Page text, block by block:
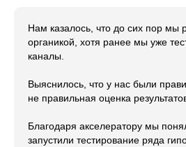
Нам казалось, что до сих пор мы
органикой, хотя ранее мы уже
каналы.
Выяснилось, что у нас были
не правильная оценка
Благодаря акселератору мы
запустили тестирование ряда